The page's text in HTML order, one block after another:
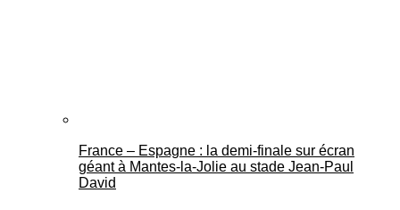
France – Espagne : la demi-finale sur écran
géant à Mantes-la-Jolie au stade Jean-Paul
David